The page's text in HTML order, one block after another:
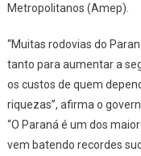
Metropolitanos (Amep).
“Muitas rodovias do
tanto para aumentar a
os custos de quem
riquezas”, afirma o
“O Paraná é um dos
vem batendo recordes